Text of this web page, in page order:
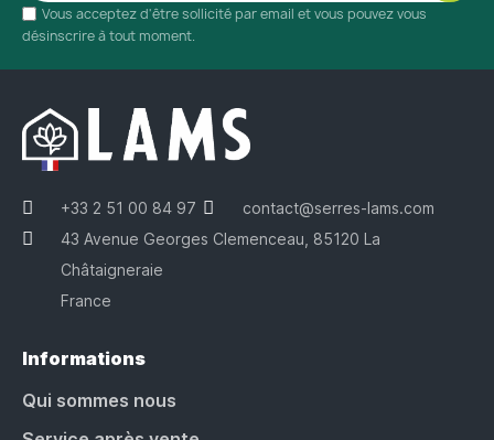
Vous acceptez d'être sollicité par email et vous pouvez vous
désinscrire à tout moment.
+33 2 51 00 84 97
contact@serres-lams.com
43 Avenue Georges Clemenceau, 85120 La
Châtaigneraie
France
Informations
Qui sommes nous